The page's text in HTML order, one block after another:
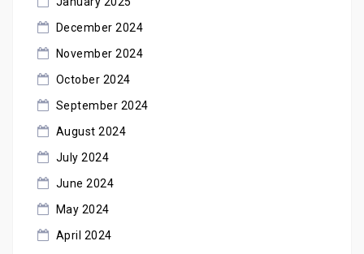
December 2024
November 2024
October 2024
September 2024
August 2024
July 2024
June 2024
May 2024
April 2024